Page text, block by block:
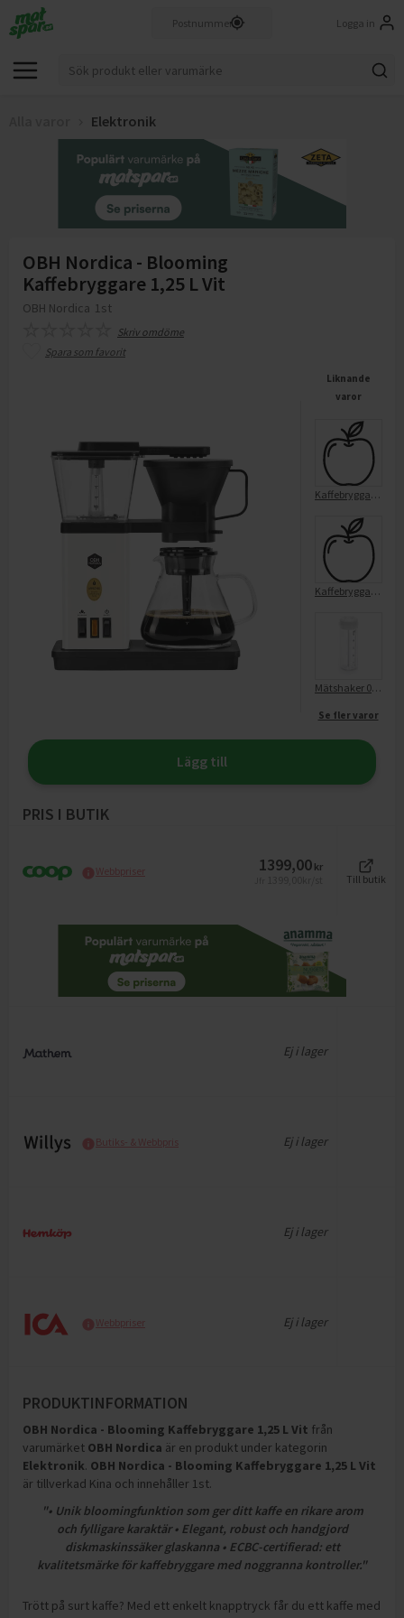
Logga in
Elektronik
OBH Nordica - Blooming
Kaffebryggare 1,25 L Vit
OBH Nordica 1st
Skriv omdöme
Spara som favorit
Liknande
varor
Kaffebryggare Blooming
Kaffebryggare Create 5 Electrolux
Mätshaker 0,5 L Vit
Se fler varor
Lägg till
PRIS I BUTIK
Webbpriser 1399,00 kr
Till butik
Ej i lager
Butiks- & Webbpris Ej i lager
Ej i lager
Webbpriser Ej i lager
PRODUKTINFORMATION
OBH Nordica - Blooming Kaffebryggare 1,25 L Vit från
varumärket OBH Nordica är en produkt under kategorin
Elektronik. OBH Nordica - Blooming Kaffebryggare 1,25 L Vit
är tillverkad Kina och innehåller 1st.
"• Unik bloomingfunktion som ger ditt kaffe en rikare arom
och fylligare karaktär • Elegant, robust och handgjord
diskmaskinssäker glaskanna • ECBC-certifierad: ett
kvalitetsmärke för kaffebryggare med noggranna kontroller."
Trött på surt kaffe? Med ett enkelt knapptryck får du ett kaffe med